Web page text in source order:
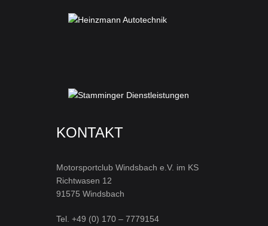
KONTAKT
Motorsportclub Windsbach e.V. im KS
Richtwasen 12
91575 Windsbach
Tel. +49 (0) 170 – 7779154